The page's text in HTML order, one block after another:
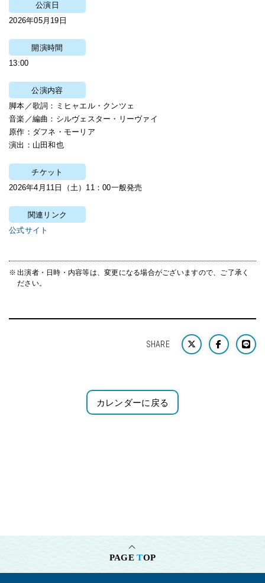
公演日
2026年05月19日
開演時間
13:00
公演内容
脚本／歌詞：ミヒャエル・クンツェ
音楽／編曲：シルヴェスター・リーヴァイ
原作：ダフネ・モーリア
演出：山田和也
チケット
2026年4月11日（土）11：00一般発売
関連リンク
公式サイト
出演者・日時・内容等は、変更になる場合がございますので、ご了承く
ださい。
SHARE
カレンダーに戻る
PAGETOP